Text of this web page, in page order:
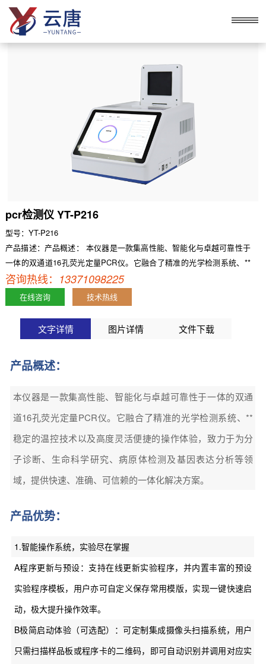
pcr检测仪 YT-P216
型号：YT-P216
产品描述：产品概述： 本仪器是一款集高性能、智能化与卓越可靠性于
一体的双通道16孔荧光定量PCR仪。它融合了精准的光学检测系统、**
稳定的温控技术以及高度灵活便捷的操作体验，致力于为分子诊断、生
命科学研究、病原体检测及基因表达分析等领域，提供快速、准确、可
信赖的一体化解决方案。 产品优势：【详情】
咨询热线： 13371098225
在线咨询 技术热线
文字详情 图片详情 文件下载
产品概述：
本仪器是一款集高性能、智能化与卓越可靠性于一体的双通
道16孔荧光定量PCR仪。它融合了精准的光学检测系统、**
稳定的温控技术以及高度灵活便捷的操作体验，致力于为分
子诊断、生命科学研究、病原体检测及基因表达分析等领
域，提供快速、准确、可信赖的一体化解决方案。
产品优势：
1.智能操作系统，实验尽在掌握
A程序更新与预设：支持在线更新实验程序，并内置丰富的预设
实验程序模板，用户亦可自定义保存常用模版，实现一键快速启
动，极大提升操作效率。
B极简启动体验（可选配）：可定制集成摄像头扫描系统，用户
只需扫描样品板或程序卡的二维码，即可自动识别并调用对应实